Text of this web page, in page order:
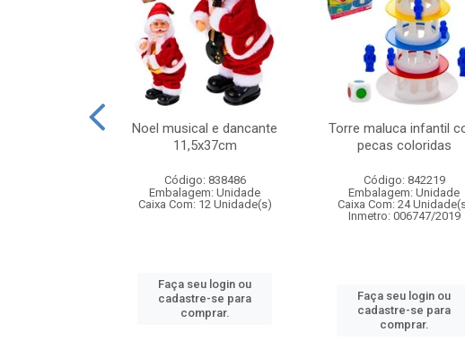
Noel musical e dancante
11,5x37cm
Código: 838486
Embalagem: Unidade
Caixa Com: 12 Unidade(s)
Faça seu login ou
cadastre-se para
comprar.
Torre maluca infantil
pecas coloridas
Código: 842219
Embalagem: Unidade
Caixa Com: 24
Inmetro: 006747/2019
Faça seu login ou
cadastre-se para
comprar.